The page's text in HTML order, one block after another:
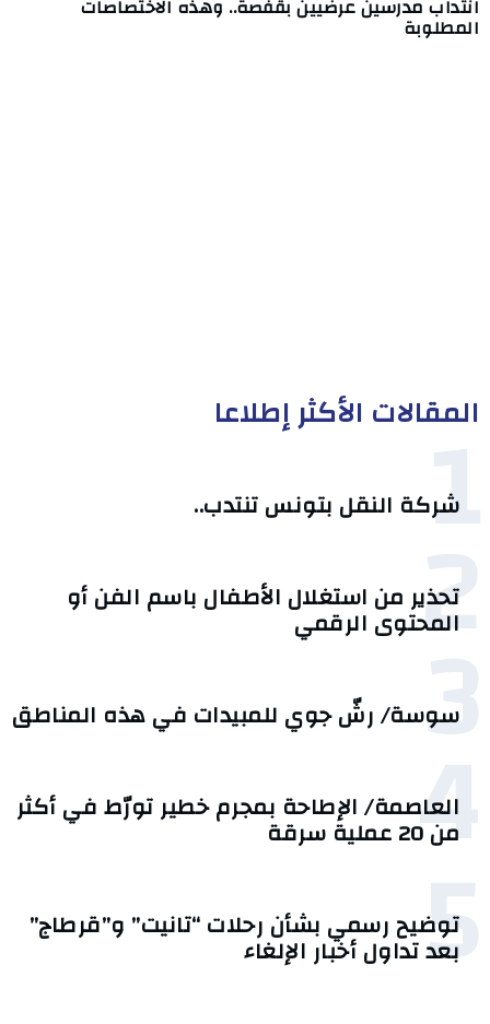
انتداب مدرسين عرضيين بقفصة.. وهذه الاختصاصات
المطلوبة
المقالات الأكثر إطلاعا
1
شركة النقل بتونس تنتدب..
2
تحذير من استغلال الأطفال باسم الفن أو
المحتوى الرقمي
3
سوسة/ رشّ جوي للمبيدات في هذه المناطق
4
العاصمة/ الإطاحة بمجرم خطير تورّط في أكثر
من 20 عملية سرقة
5
توضيح رسمي بشأن رحلات “تانيت” و”قرطاج”
بعد تداول أخبار الإلغاء